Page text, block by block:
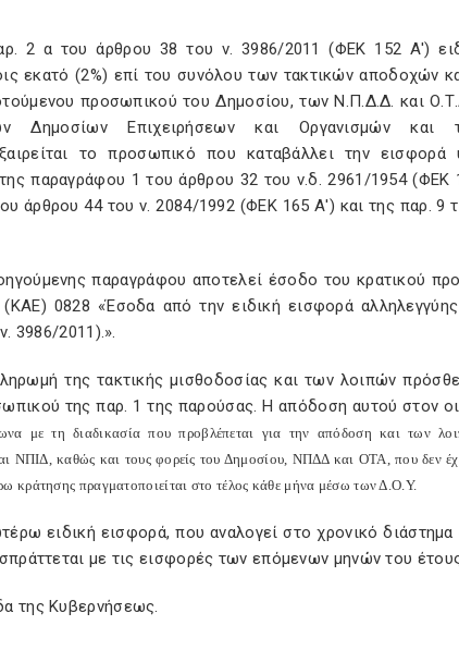
2 α του άρθρου 38 του ν. 3986/2011 (ΦΕΚ 152 Α')
εκατό (2%) επί του συνόλου των τακτικών αποδοχών
προσωπικού του Δημοσίου, των Ν.Π.Δ.Δ. και
Δημοσίων Επιχειρήσεων και Οργανισμών και
το προσωπικό που καταβάλλει την εισφορά
της παραγράφου 1 του άρθρου 32 του ν.δ. 2961/1954
άρθρου 44 του ν. 2084/1992 (ΦΕΚ 165 Α') και της παρ. 9
παραγράφου αποτελεί έσοδο του κρατικού
0828 «Έσοδα από την ειδική εισφορά
3986/2011).».
της τακτικής μισθοδοσίας και των λοιπών
της παρ. 1 της παρούσας. Η απόδοση αυτού στον
με τη διαδικασία που προβλέπεται για την απόδοση και των
ΝΠΙΔ, καθώς και τους φορείς του Δημοσίου, ΝΠΔΔ και ΟΤΑ, που δεν
πραγματοποιείται στο τέλος κάθε μήνα μέσω των Δ.Ο.Υ.
ειδική εισφορά, που αναλογεί στο χρονικό
με τις εισφορές των επόμενων μηνών του
της Κυβερνήσεως.